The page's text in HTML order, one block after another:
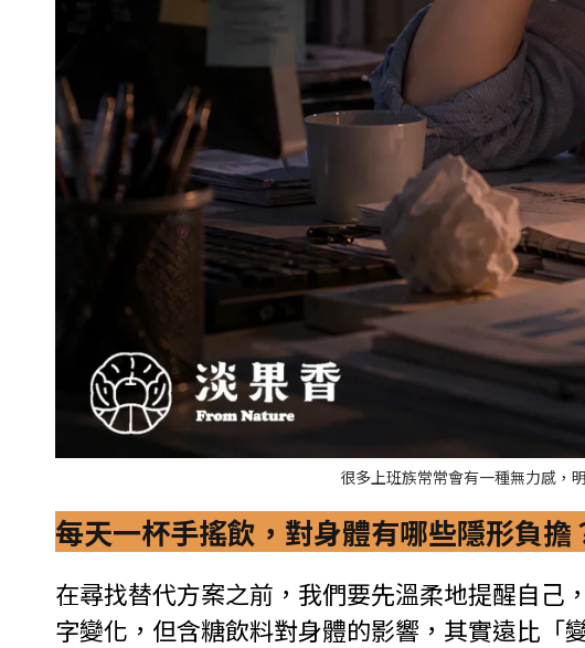
很多上班族常常會有一種無力感，
每天一杯手搖飲，對身體有哪些隱形負擔
在尋找替代方案之前，我們要先溫柔地提醒自己，
字變化，但含糖飲料對身體的影響，其實遠比「